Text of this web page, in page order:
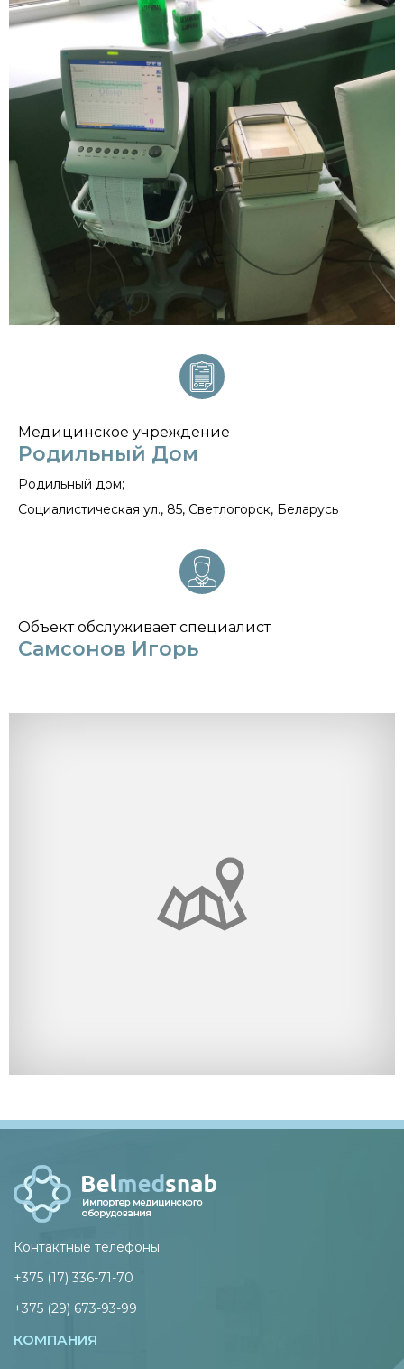
Медицинское учреждение
Родильный Дом
Родильный дом;
Социалистическая ул., 85, Светлогорск, Беларусь
Объект обслуживает специалист
Самсонов Игорь
Контактные телефоны
+375 (17) 336-71-70
+375 (29) 673-93-99
КОМПАНИЯ